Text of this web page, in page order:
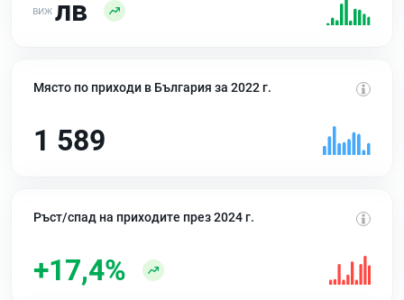
лв
Място по приходи в България за 2022 г.
1 589
Ръст/спад на приходите през 2024 г.
+17,4%